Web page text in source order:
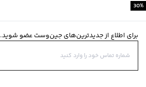
30%
برای اطلاع از جدیدترین‌های جین‌وست عضو شوید.